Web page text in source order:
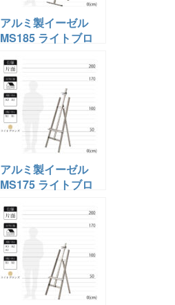
アルミ製イーゼル
MS185 ライトブロ
アルミ製イーゼル
MS175 ライトブロ